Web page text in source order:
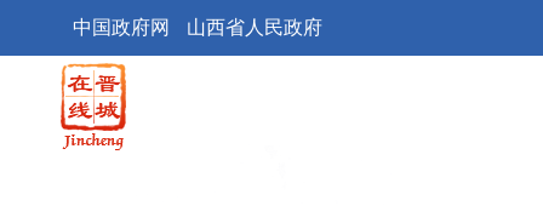
中国政府网 山西省人民政府